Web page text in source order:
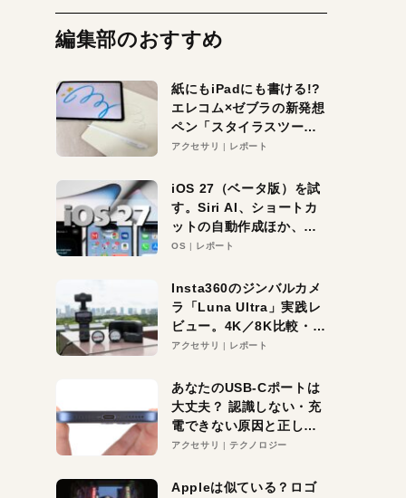
編集部のおすすめ
紙にもiPadにも書ける!?
エレコム×ゼブラの新発想
ペン「スタイラスツーウ
ェイ」レビュー。持ち替
アクセサリ レポート
iOS 27（ベータ版）を試
す。Siri AI、ショートカ
ットの自動作成ほか、期
待大の便利機能5選。
る未来はすぐそこ！
OS レポート
Insta360のジンバルカメ
ラ「Luna Ultra」実践レ
ビュー。4K／8K比較・ズ
ーム・夜間撮影をチェッ
アクセサリ レポート
あなたのUSB-Cポートは
大丈夫？ 認識しない・充
電できない原因と正しい
対策
アクセサリ テクノロジー
Appleは似ている？ロゴ